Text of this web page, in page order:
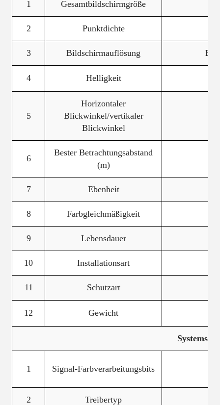
1 Gesamtbildschirmgröße
2 Punktdichte
3 Bildschirmauflösung
4 Helligkeit
5
Horizontaler
Blickwinkel/vertikaler
Blickwinkel
6
Bester Betrachtungsabstand
(m)
7 Ebenheit
8 Farbgleichmäßigkeit
9 Lebensdauer
10 Installationsart
11 Schutzart
12 Gewicht
1 Signal-Farbverarbeitungsbits
2 Treibertyp